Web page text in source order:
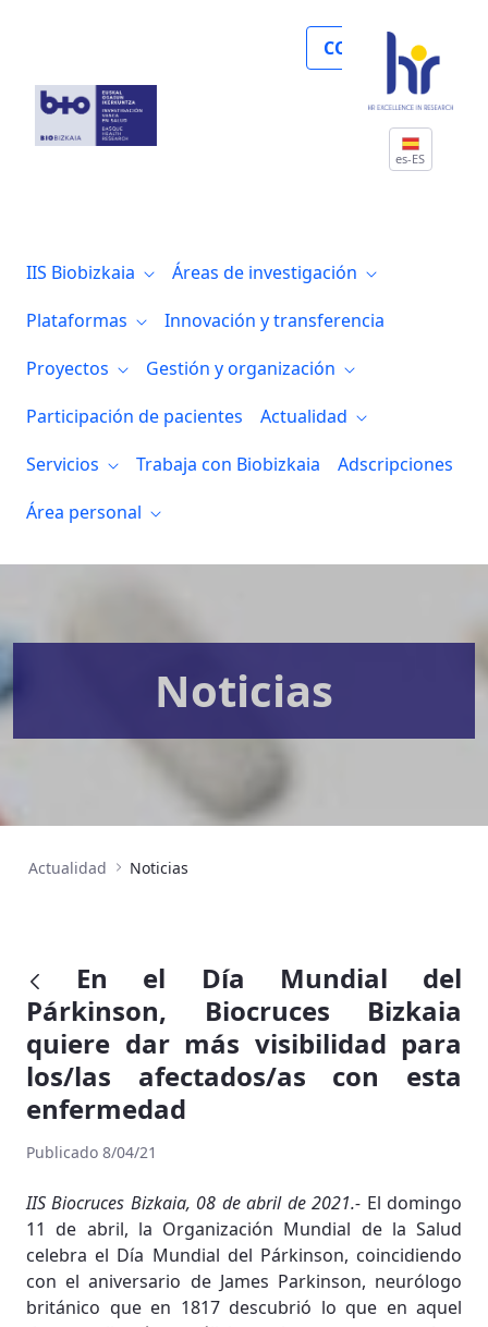
COLABORA
es-ES
IIS Biobizkaia
Áreas de investigación
Plataformas
Innovación y transferencia
Proyectos
Gestión y organización
Participación de pacientes
Actualidad
Servicios
Trabaja con Biobizkaia
Adscripciones
Área personal
Noticias
Actualidad Noticias
En el Día Mundial del
Párkinson, Biocruces Bizkaia
quiere dar más visibilidad para
los/las afectados/as con esta
enfermedad
Publicado 8/04/21
IIS Biocruces Bizkaia, 08 de abril de 2021.- El domingo
11 de abril, la Organización Mundial de la Salud
celebra el Día Mundial del Párkinson, coincidiendo
con el aniversario de James Parkinson, neurólogo
británico que en 1817 descubrió lo que en aquel